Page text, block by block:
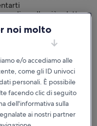
quella più adatta a
e Android
noi molto
e/o accediamo alle
come gli ID univoci
personali. È possibile
facendo clic di seguito
dell'informativa sulla
ai nostri partner